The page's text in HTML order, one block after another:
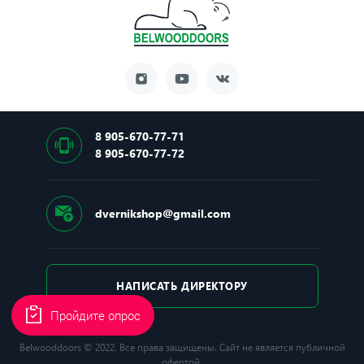
Толщина полотна: 105 мм
Глубина короба: 177 мм
Основной замок: Kale
Тип основного замка: Сувальдный
Производитель замка: Турция
Основной цилиндр: Kale, Механический
8 905-670-77-71
8 905-670-77-72
dvernikshop@gmail.com
НАПИСАТЬ ДИРЕКТОРУ
Belwooddoors © 2022. Все права защищены. Сайт не является публичной
Пройдите опрос